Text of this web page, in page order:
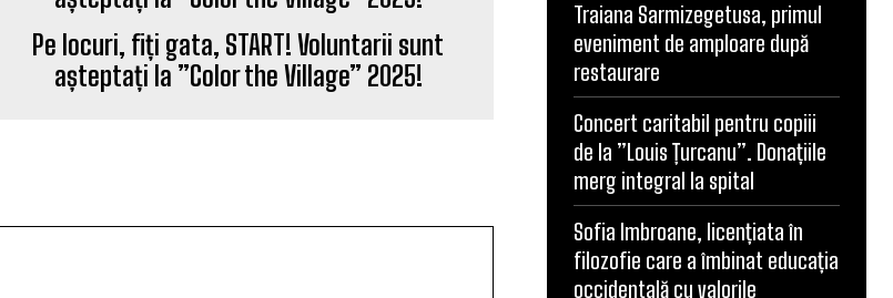
Pe locuri, fiți gata, START! Voluntarii sunt
așteptați la ”Color the Village” 2025!
Traiana Sarmizegetusa, primul
eveniment de amploare după
restaurare
Concert caritabil pentru copiii
de la ”Louis Țurcanu”. Donațiile
merg integral la spital
Sofia Imbroane, licențiata în
filozofie care a îmbinat educația
occidentală cu valorile